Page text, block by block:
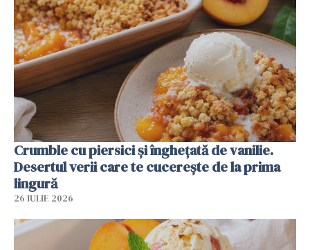
Crumble cu piersici și înghețată de vanilie.
Desertul verii care te cucerește de la prima
lingură
26 IULIE 2026